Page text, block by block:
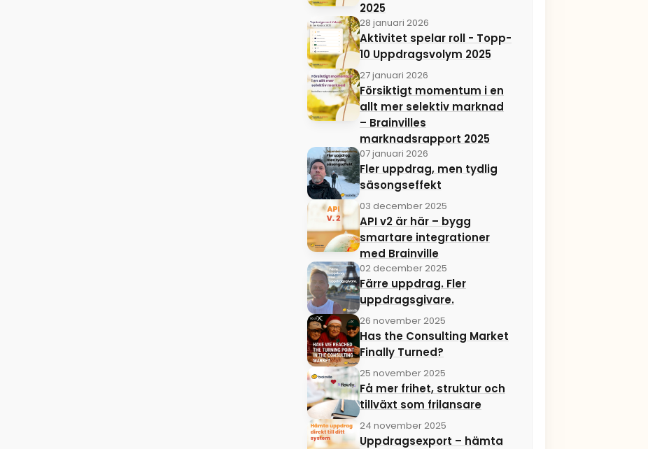
2025
28 januari 2026
Aktivitet spelar roll - Topp-
10 Uppdragsvolym 2025
27 januari 2026
Försiktigt momentum i en
allt mer selektiv marknad
– Brainvilles
marknadsrapport 2025
07 januari 2026
Fler uppdrag, men tydlig
säsongseffekt
03 december 2025
API v2 är här – bygg
smartare integrationer
med Brainville
02 december 2025
Färre uppdrag. Fler
uppdragsgivare.
26 november 2025
Has the Consulting Market
Finally Turned?
25 november 2025
Få mer frihet, struktur och
tillväxt som frilansare
24 november 2025
Uppdragsexport – hämta